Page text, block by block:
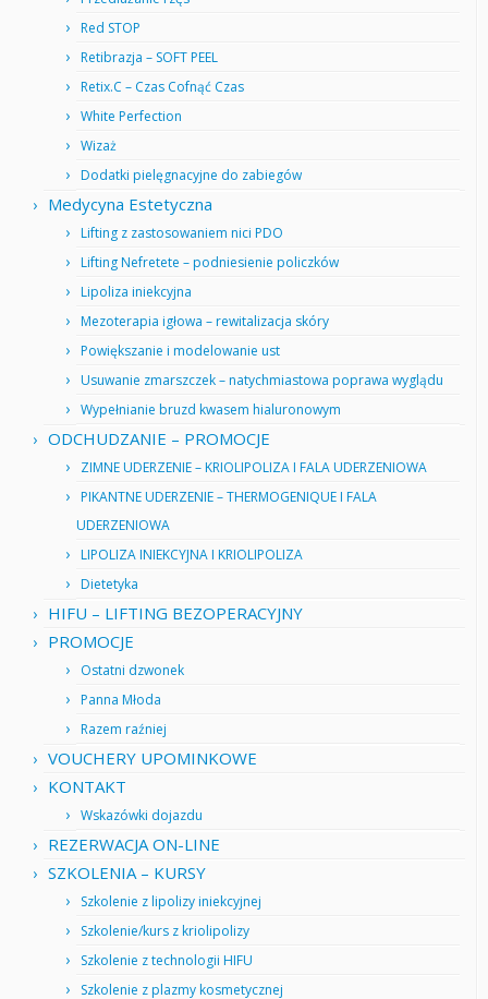
Red STOP
Retibrazja – SOFT PEEL
Retix.C – Czas Cofnąć Czas
White Perfection
Wizaż
Dodatki pielęgnacyjne do zabiegów
Medycyna Estetyczna
Lifting z zastosowaniem nici PDO
Lifting Nefretete – podniesienie policzków
Lipoliza iniekcyjna
Mezoterapia igłowa – rewitalizacja skóry
Powiększanie i modelowanie ust
Usuwanie zmarszczek – natychmiastowa poprawa wyglądu
Wypełnianie bruzd kwasem hialuronowym
ODCHUDZANIE – PROMOCJE
ZIMNE UDERZENIE – KRIOLIPOLIZA I FALA UDERZENIOWA
PIKANTNE UDERZENIE – THERMOGENIQUE I FALA
UDERZENIOWA
LIPOLIZA INIEKCYJNA I KRIOLIPOLIZA
Dietetyka
HIFU – LIFTING BEZOPERACYJNY
PROMOCJE
Ostatni dzwonek
Panna Młoda
Razem raźniej
VOUCHERY UPOMINKOWE
KONTAKT
Wskazówki dojazdu
REZERWACJA ON-LINE
SZKOLENIA – KURSY
Szkolenie z lipolizy iniekcyjnej
Szkolenie/kurs z kriolipolizy
Szkolenie z technologii HIFU
Szkolenie z plazmy kosmetycznej